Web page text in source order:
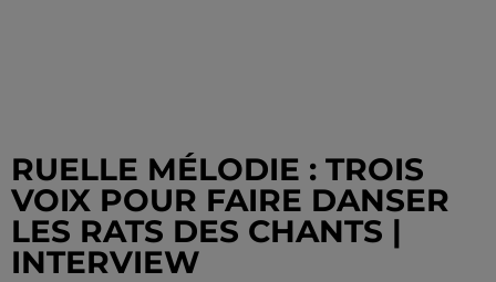
RUELLE MÉLODIE : TROIS
VOIX POUR FAIRE DANSER
LES RATS DES CHANTS |
INTERVIEW